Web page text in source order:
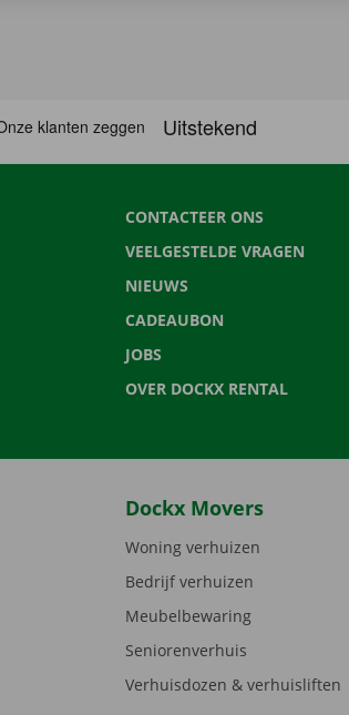
CONTACTEER ONS
VEELGESTELDE VRAGEN
NIEUWS
CADEAUBON
JOBS
OVER DOCKX RENTAL
Dockx Movers
Woning verhuizen
Bedrijf verhuizen
Meubelbewaring
Seniorenverhuis
Verhuisdozen & verhuisliften